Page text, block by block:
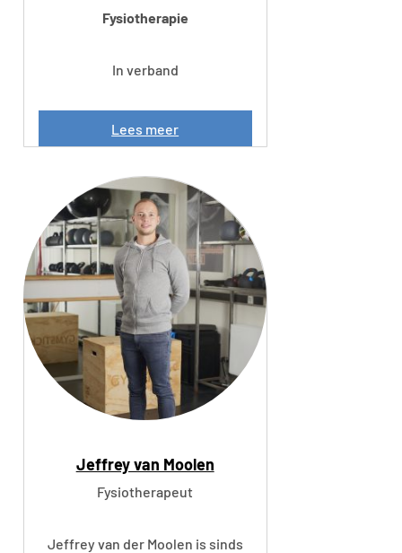
Fysiotherapie
In verband
Lees meerS
a
k
e
B
u
s
Jeffrey van Moolen
Fysiotherapeut
Jeffrey van der Moolen is sinds